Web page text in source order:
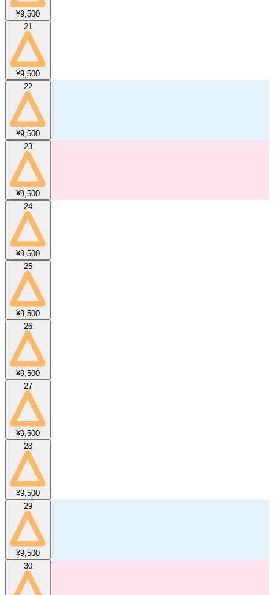
¥9,500
21
¥9,500
22
¥9,500
23
¥9,500
24
¥9,500
25
¥9,500
26
¥9,500
27
¥9,500
28
¥9,500
29
¥9,500
30